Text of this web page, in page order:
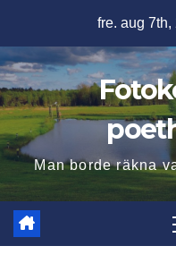
innehåll
fre. aug 7th,
Man borde räkna